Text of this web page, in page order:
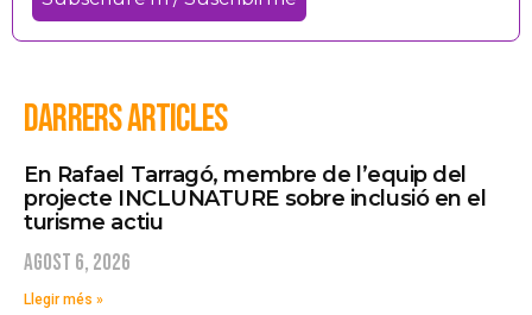
DARRERS ARTICLES
En Rafael Tarragó, membre de l’equip del
projecte INCLUNATURE sobre inclusió en el
turisme actiu
agost 6, 2026
Llegir més »